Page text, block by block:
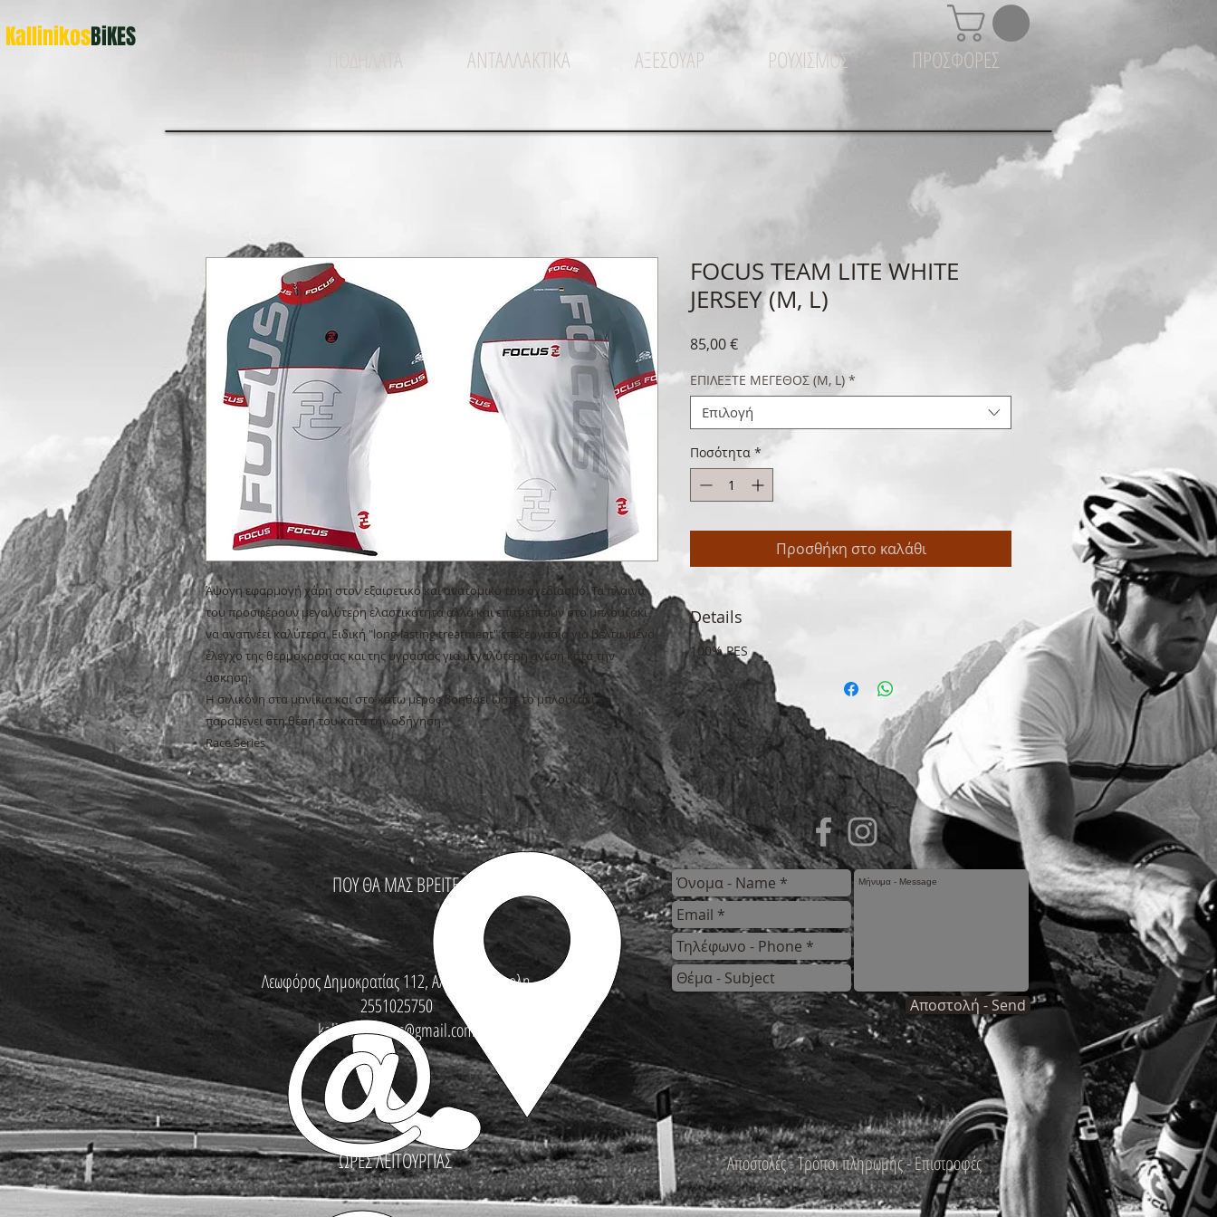
KallinikosBiKES
ΠΟΔΗΛΑΤΑ ΑΝΤΑΛΛΑΚΤΙΚΑ ΑΞΕΣΟΥΑΡ ΡΟΥΧΙΣΜΟΣ ΠΡΟΣΦΟΡΕΣ
Άψογη εφαρμογή χάρη στον εξαιρετικό και ανατομικό του σχεδιασμό. Τα πλαινά
του προσφέρουν μεγαλύτερη ελαστικότητα αλλά και επιτρέπεουν στο μπλουζάκι
να αναπνέει καλύτερα. Ειδική "long-lasting treatment" επεξεργασία για βελτιωμένο
έλεγχο της θερμοκρασίας και της υγρασίας για μεγαλύτερη άνεση κατά την
άσκηση.
Η σιλικόνη στα μανίκια και στο κάτω μέρος βοηθάει ώστε το μπλουζάκι να
παραμένει στη θέση του κατά την οδήγηση.
Race Series
FOCUS TEAM LITE WHITE
JERSEY (M, L)
85,00 €Τιμή
ΕΠΙΛΕΞΤΕ ΜΕΓΕΘΟΣ (M, L) *
Επιλογή
Ποσότητα *
Προσθήκη στο καλάθι
Details
100% PES
ΠΟΥ ΘΑ ΜΑΣ ΒΡΕΙΤΕ
Λεωφόρος Δημοκρατίας 112, Αλεξανδρούπολη
2551025750
kallinikosbikes@gmail.com
Αποστολή - Send
ΩΡΕΣ ΛΕΙΤΟΥΡΓΙΑΣ Αποστολές - Τρόποι πληρωμής - Επιστροφές